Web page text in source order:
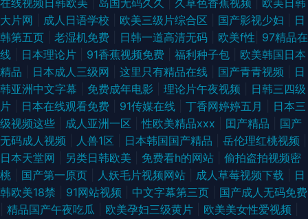
在线视频日韩欧美
岛国无码久久 久草色香蕉视频
欧美日韩
大片网
成人日语学校 欧美三级片综合区 国产影视少妇
日
韩第五页
老湿机免费 日韩一道高清无码 欧美f性 97精品在
线
日本理论片 91香蕉视频免费 福利种子包
欧美韩国日本
精品
日本成人三级网 这里只有精品在线 国产青青视频
日
韩亚洲中文字幕
免费成年电影 理论片午夜视频
日韩三四级
片
日本在线观看免费 91传媒在线 丁香网婷婷五月
日本三
级视频这些
成人亚洲一区 |性欧美精品xxx 囯产精品
国产
无码成人视频
人兽1区 日本韩国国产精品 岳伦理红桃视频
日本天堂网
另类日韩欧美 免费看h的网站
偷拍盗拍视频密
桃
国产第一原页 人妖毛片视频网站 成人草莓视频下载
日
韩欧美18禁
91网站视频 中文字幕第三页
国产成人无码免费
精品国产午夜吃瓜 欧美孕妇三级黄片 欧美美女性爱视频